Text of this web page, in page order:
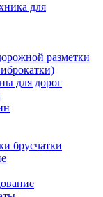
для
разметки
для дорог
брусчатки